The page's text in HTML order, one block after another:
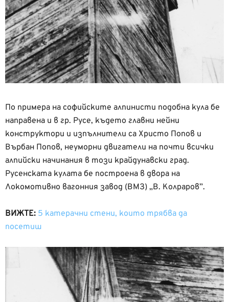
По примера на софийските алпинисти подобна кула бе
направена и в гр. Русе, където главни нейни
конструктори и изпълнители са Христо Попов и
Върбан Попов, неуморни двигатели на почти всички
алпийски начинания в този крайдунавски град.
Русенската кулата бе построена в двора на
Локомотивно вагонния завод (ВМЗ) „В. Колраров”.
ВИЖТЕ: 5 катерачни стени, които трябва да
посетиш